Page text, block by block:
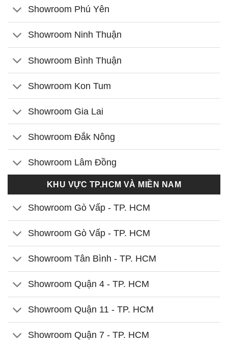
Showroom Phú Yên
Showroom Ninh Thuận
Showroom Bình Thuận
Showroom Kon Tum
Showroom Gia Lai
Showroom Đắk Nông
Showroom Lâm Đồng
KHU VỰC TP.HCM VÀ MIỀN NAM
Showroom Gò Vấp - TP. HCM
Showroom Gò Vấp - TP. HCM
Showroom Tân Bình - TP. HCM
Showroom Quận 4 - TP. HCM
Showroom Quận 11 - TP. HCM
Showroom Quận 7 - TP. HCM